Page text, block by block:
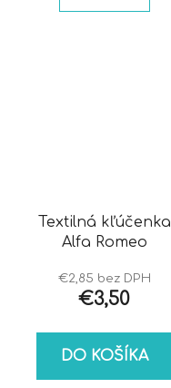
Textilná kľúčenka
Alfa Romeo
€2,85 bez DPH
€3,50
DO KOŠÍKA